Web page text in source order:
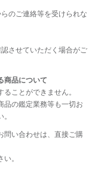
のご連絡等を受けられな
させていただく場合がご
商品について
ことができません。
品の鑑定業務等も一切お
問い合わせは、直接ご購
。